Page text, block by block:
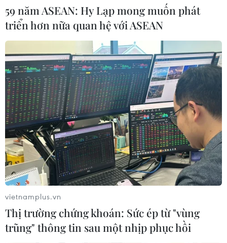
TIN CÙNG CHUYÊN MỤC
EU triển khai mạng vệ tinh riêng,
củng cố chủ quyền số
08/08/2026 04:15
59 năm ASEAN: Hy Lạp mong muốn phát
triển hơn nữa quan hệ với ASEAN
vietnamplus.vn
Thị trường chứng khoán: Sức ép từ "vùng
trũng" thông tin sau một nhịp phục hồi